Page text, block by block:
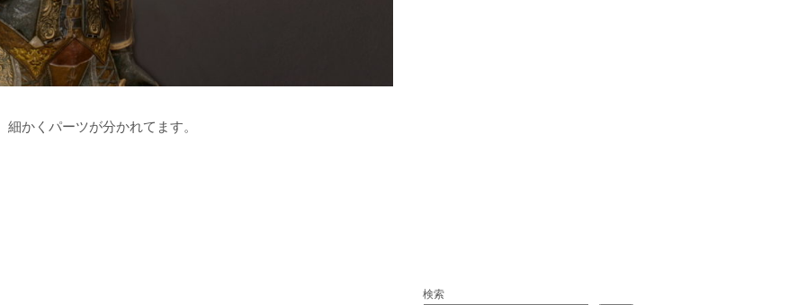
かくパーツが分かれてます。
検索